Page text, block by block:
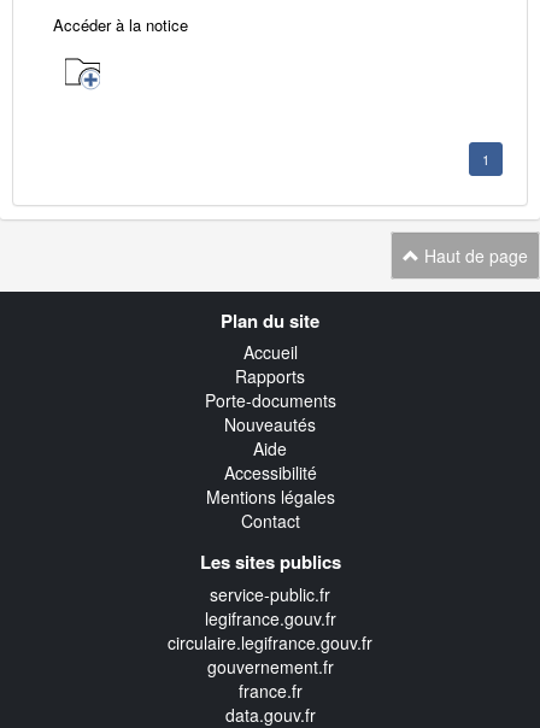
Accéder à la notice
1
Haut de page
Plan du site
Accueil
Rapports
Porte-documents
Nouveautés
Aide
Accessibilité
Mentions légales
Contact
Les sites publics
service-public.fr
legifrance.gouv.fr
circulaire.legifrance.gouv.fr
gouvernement.fr
france.fr
data.gouv.fr